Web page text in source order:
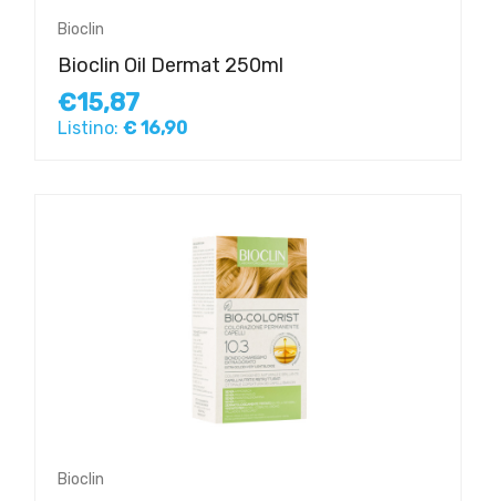
Bioclin
Bioclin Oil Dermat 250ml
€15,87
Listino: € 16,90
Bioclin